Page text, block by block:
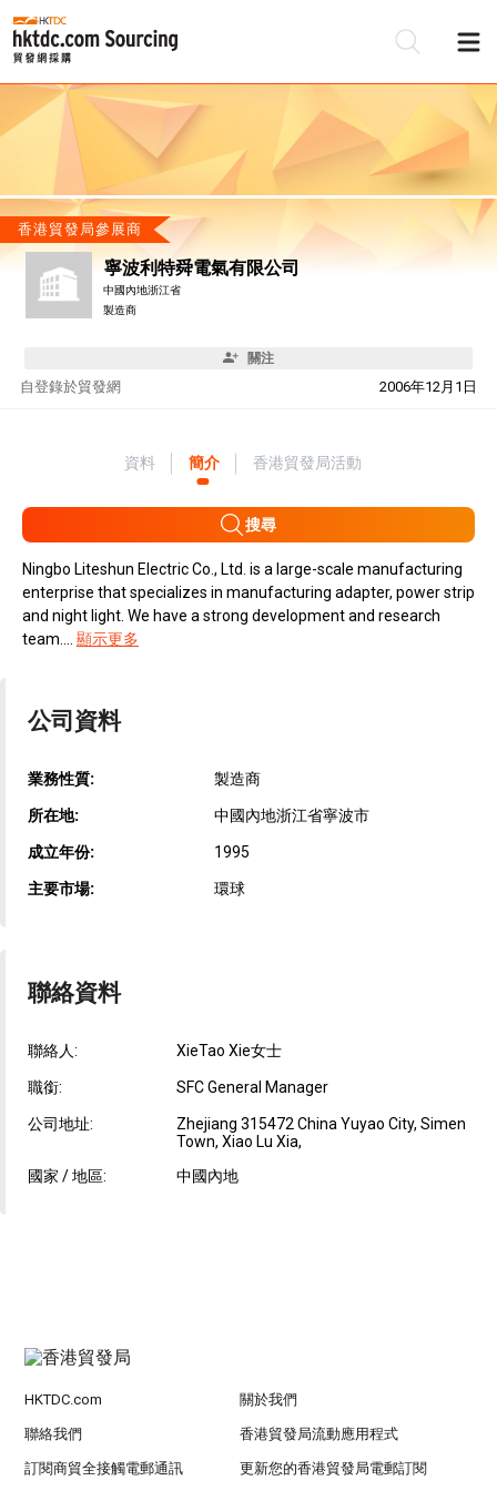
香港貿發局參展商
寧波利特舜電氣有限公司
中國內地浙江省
製造商
關注
自 2006年12月1日
登錄於貿發網
資料 簡介 香港貿發局活動
搜尋
Ningbo Liteshun Electric Co., Ltd. is a large-scale manufacturing
enterprise that specializes in manufacturing adapter, power strip
and night light. We have a strong development and research
team....
顯示更多
公司資料
業務性質: 製造商
所在地: 中國內地浙江省寧波市
成立年份: 1995
主要市場: 環球
聯絡資料
聯絡人: XieTao Xie女士
職銜: SFC General Manager
公司地址:
Zhejiang 315472 China Yuyao City, Simen
Town, Xiao Lu Xia,
國家 / 地區:
中國內地
HKTDC.com 關於我們
聯絡我們 香港貿發局流動應用程式
訂閱商貿全接觸電郵通訊 更新您的香港貿發局電郵訂閱